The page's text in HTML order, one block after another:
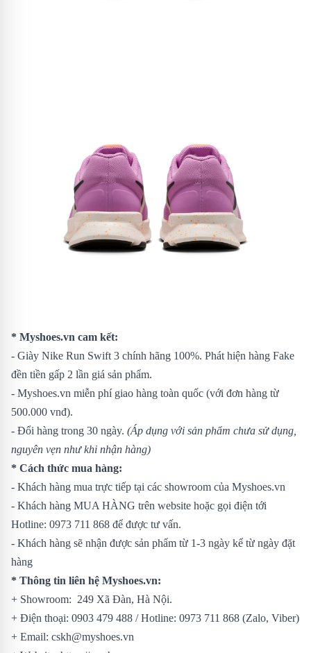
* Myshoes.vn cam kết:
- Giày Nike Run Swift 3 chính hãng 100%. Phát hiện hàng Fake
đền tiền gấp 2 lần giá sản phẩm.
- Myshoes.vn miễn phí giao hàng toàn quốc (với đơn hàng từ
500.000 vnđ).
- Đổi hàng trong 30 ngày. (Áp dụng với sản phẩm chưa sử dụng,
nguyên vẹn như khi nhận hàng)
* Cách thức mua hàng:
- Khách hàng mua trực tiếp tại các showroom của Myshoes.vn
- Khách hàng MUA HÀNG trên website hoặc gọi điện tới
Hotline: 0973 711 868 để được tư vấn.
- Khách hàng sẽ nhận được sản phẩm từ 1-3 ngày kể từ ngày đặt
hàng
* Thông tin liên hệ Myshoes.vn:
+ Showroom: 249 Xã Đàn, Hà Nội.
+ Điện thoại: 0903 479 488 / Hotline: 0973 711 868 (Zalo, Viber)
+ Email: cskh@myshoes.vn